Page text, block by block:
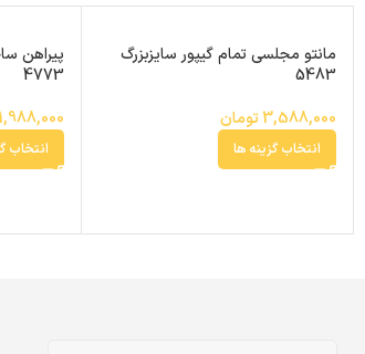
مانتو مجلسی تمام گیپور سایزبزرگ
5483
3,588,000تومان
انتخاب گزینه ها
پیراهن
4773
انتخاب